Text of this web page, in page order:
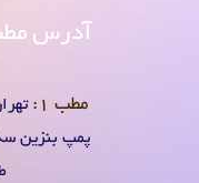
آدرس
مطب 1: